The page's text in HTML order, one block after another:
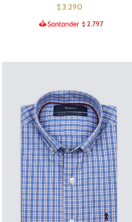
$ 3.290
$ 2.797